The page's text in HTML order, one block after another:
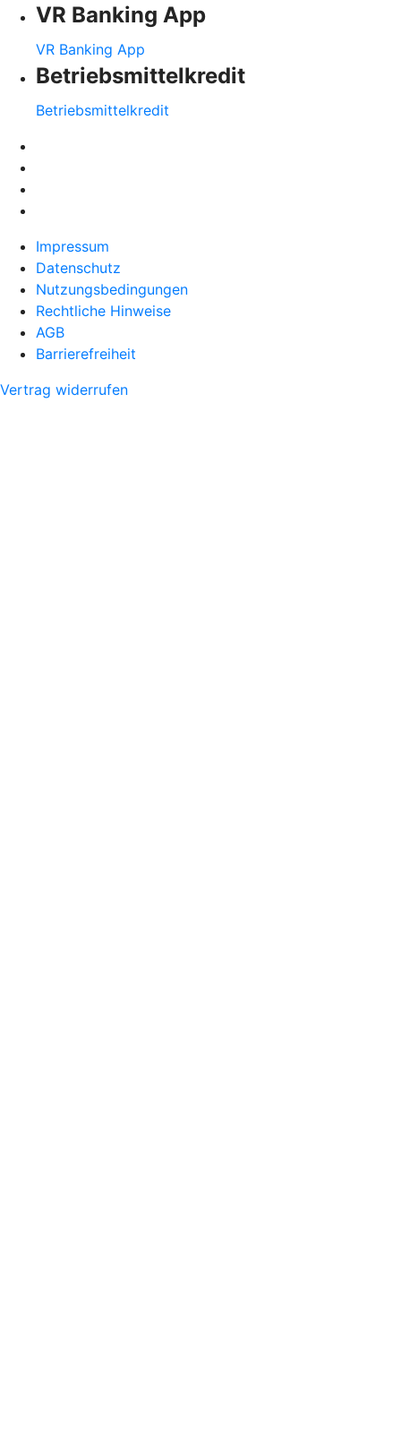
VR Banking App
VR Banking App
Betriebsmittelkredit
Betriebsmittelkredit
Impressum
Datenschutz
Nutzungsbedingungen
Rechtliche Hinweise
AGB
Barrierefreiheit
Vertrag widerrufen